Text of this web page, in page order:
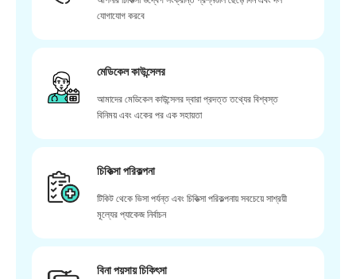
যোগাযোগ করবে
মেডিকেল কাউন্সেলর
আমাদের মেডিকেল কাউন্সেলর দ্বারা প্রদত্ত তথ্যের বিশ্বস্ত
বিনিময় এবং একের পর এক সহায়তা
চিকিত্সা পরিকল্পনা
টিকিট থেকে ভিসা পর্যন্ত এবং চিকিত্সা পরিকল্পনায় সবচেয়ে সাশ্রয়ী
মূল্যের প্যাকেজ নির্বাচন
বিনা পয়সায় চিকিৎসা